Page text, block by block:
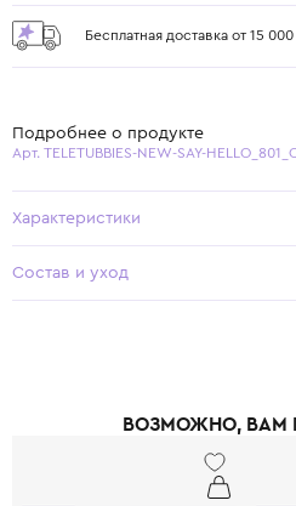
Бесплатная доставка от 15
Подробнее о продукте
Арт. TELETUBBIES-NEW-SAY-
Характеристики
Состав и уход
ВОЗМОЖНО, ВАМ